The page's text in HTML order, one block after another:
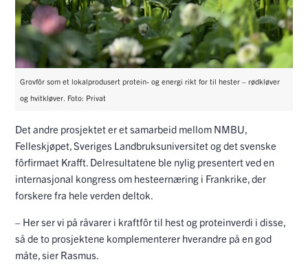
Grovfôr som et lokalprodusert protein- og energi rikt for til hester – rødkløver
og hvitkløver. Foto: Privat
Det andre prosjektet er et samarbeid mellom NMBU,
Felleskjøpet, Sveriges Landbruksuniversitet og det svenske
fôrfirmaet Krafft. Delresultatene ble nylig presentert ved en
internasjonal kongress om hesteernæring i Frankrike, der
forskere fra hele verden deltok.
– Her ser vi på råvarer i kraftfôr til hest og proteinverdi i disse,
så de to prosjektene komplementerer hverandre på en god
måte, sier Rasmus.